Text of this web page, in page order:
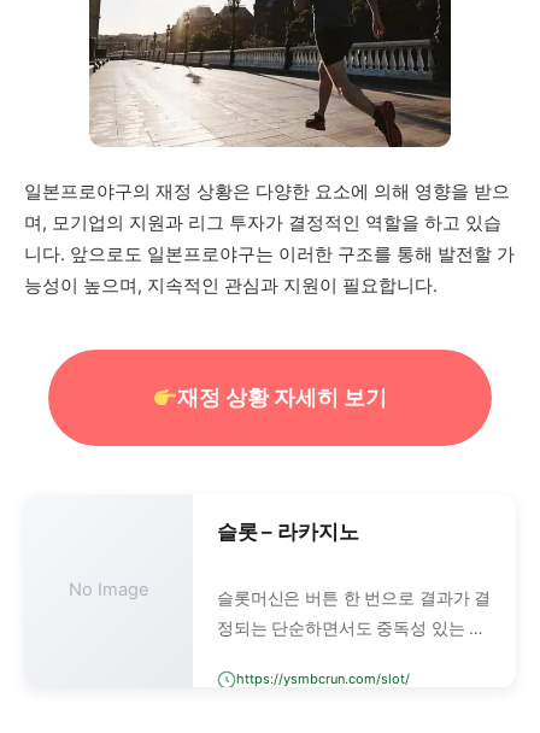
일본프로야구의 재정 상황은 다양한 요소에 의해 영향을 받으
며, 모기업의 지원과 리그 투자가 결정적인 역할을 하고 있습
니다. 앞으로도 일본프로야구는 이러한 구조를 통해 발전할 가
능성이 높으며, 지속적인 관심과 지원이 필요합니다.
재정 상황 자세히 보기
No Image
슬롯 – 라카지노
슬롯머신은 버튼 한 번으로 결과가 결
정되는 단순하면서도 중독성 있는 카
기는 기계식 슬롯이 주류였지만, 이제
https://ysmbcrun.com/slot/